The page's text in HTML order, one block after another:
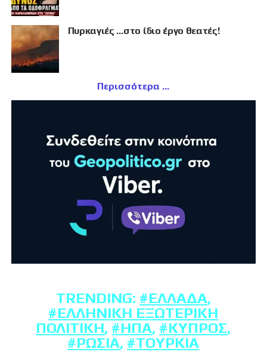
Πυρκαγιές …στο ίδιο έργο θεατές!
Περισσότερα
TRENDING: #ΕΛΛΆΔΑ,
#ΕΛΛΗΝΙΚΉ ΕΞΩΤΕΡΙΚΉ
ΠΟΛΙΤΙΚΉ, #ΗΠΑ, #ΚΎΠΡΟΣ,
#ΡΩΣΊΑ, #ΤΟΥΡΚΊΑ